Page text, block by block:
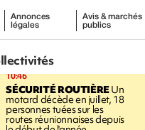
Annonces
légales
Avis & marchés
publics
10:46
SÉCURITÉ ROUTIÈREUn
motard décède en juillet, 18
personnes tuées sur les
routes réunionnaises depuis